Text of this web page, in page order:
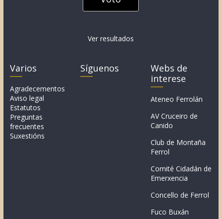
Ver resultados
Varios
Agradecementos
Aviso legal
Estatutos
Preguntas
frecuentes
Suxestións
Síguenos
Webs de
interese
Ateneo Ferrolán
AV Cruceiro de
Canido
Club de Montaña
Ferrol
Comité Cidadán de
Emerxencia
Concello de Ferrol
Fuco Buxán